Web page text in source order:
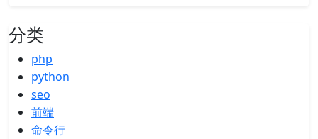
分类
php
python
seo
前端
命令行